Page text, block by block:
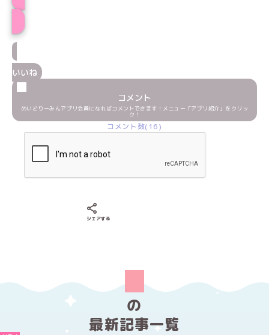
いいね
コメント
めいどりーみんアプリ会員になればコメントできます！メニュー「アプリ紹介」をクリッ
ク！
コメント数(16)
シェアする
の
最新記事一覧